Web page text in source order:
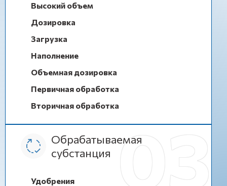
Высокий объем
Дозировка
Загрузка
Наполнение
Объемная дозировка
Первичная обработка
Вторичная обработка
Обрабатываемая
субстанция
Удобрения